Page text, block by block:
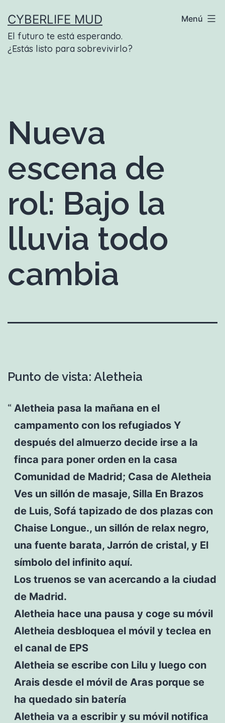
contenido
CYBERLIFE MUD
El futuro te está esperando.
¿Estás listo para sobrevivirlo?
Menú
Nueva
escena de
rol: Bajo la
lluvia todo
cambia
Punto de vista: Aletheia
Aletheia pasa la mañana en el
campamento con los refugiados Y
después del almuerzo decide irse a la
finca para poner orden en la casa
Comunidad de Madrid; Casa de Aletheia
Ves un sillón de masaje, Silla En Brazos
de Luis, Sofá tapizado de dos plazas con
Chaise Longue., un sillón de relax negro,
una fuente barata, Jarrón de cristal, y El
símbolo del infinito aquí.
Los truenos se van acercando a la ciudad
de Madrid.
Aletheia hace una pausa y coge su móvil
Aletheia desbloquea el móvil y teclea en
el canal de EPS
Aletheia se escribe con Lilu y luego con
Arais desde el móvil de Aras porque se
ha quedado sin batería
Aletheia va a escribir y su móvil notifica